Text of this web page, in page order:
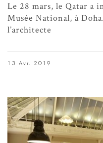
Le 28 mars, le Qatar a
Musée National, à
l’architecte
13 Avr. 2019